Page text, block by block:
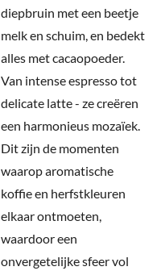
diepbruin met een beetje
melk en schuim, en bedekt
alles met cacaopoeder.
Van intense espresso tot
delicate latte - ze creëren
een harmonieus mozaïek.
Dit zijn de momenten
waarop aromatische
koffie en herfstkleuren
elkaar ontmoeten,
waardoor een
onvergetelijke sfeer vol